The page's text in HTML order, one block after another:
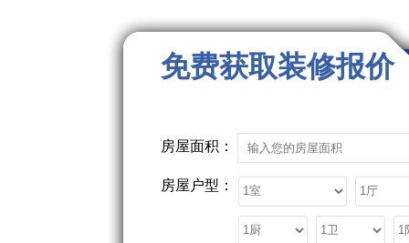
免费获取装修报价
房屋面积：
房屋户型：